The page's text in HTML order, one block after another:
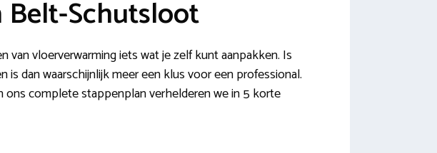
Schutsloot
vloerverwarming iets wat je zelf kunt aanpakken. Is
dan waarschijnlijk meer een klus voor een professional.
ons complete stappenplan verhelderen we in 5 korte